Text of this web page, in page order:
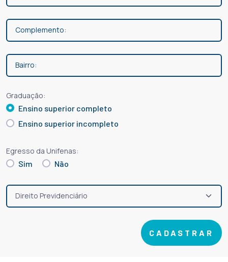
Graduação:
Ensino superior completo
Ensino superior incompleto
Egresso da Unifenas:
Sim
Não
CADASTRAR